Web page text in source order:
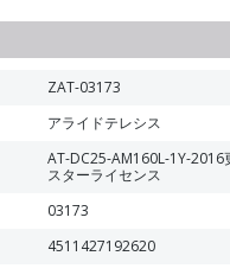
ZAT-03173
アライドテレシス
AT-DC25-AM160L-1Y-2016
スターライセンス
03173
4511427192620